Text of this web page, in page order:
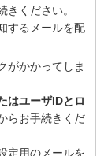
きください。
するメールを配
がかかってしま
はユーザIDとロ
らお手続きくだ
定用のメールを